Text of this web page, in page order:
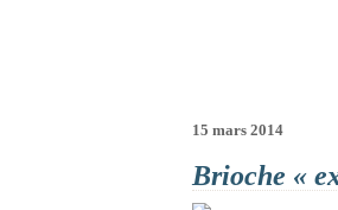
15 mars 2014
Brioche «